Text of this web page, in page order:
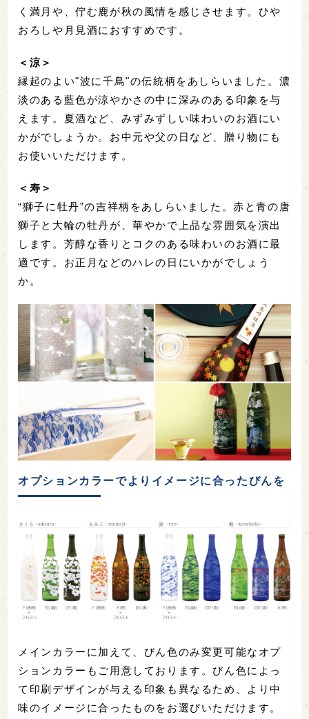
く満月や、佇む鹿が秋の風情を感じさせます。ひや
おろしや月見酒におすすめです。
＜涼＞
縁起のよい"波に千鳥"の伝統柄をあしらいました。濃
淡のある藍色が涼やかさの中に深みのある印象を与
えます。夏酒など、みずみずしい味わいのお酒にい
かがでしょうか。お中元や父の日など、贈り物にも
お使いいただけます。
＜寿＞
“獅子に牡丹”の吉祥柄をあしらいました。赤と青の唐
獅子と大輪の牡丹が、華やかで上品な雰囲気を演出
します。芳醇な香りとコクのある味わいのお酒に最
適です。お正月などのハレの日にいかがでしょう
か。
オプションカラーでよりイメージに合ったびんを
メインカラーに加えて、びん色のみ変更可能なオプ
ションカラーもご用意しております。びん色によっ
て印刷デザインが与える印象も異なるため、より中
味のイメージに合ったものをお選びいただけます。